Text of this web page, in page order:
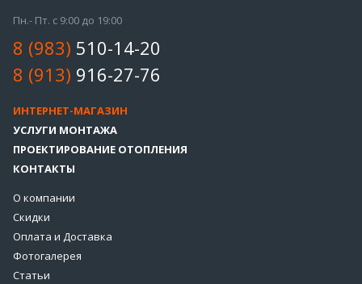
Пн.- Пт. с 9:00 до 19:00
8 (983) 510-14-20
8 (913) 916-27-76
ИНТЕРНЕТ-МАГАЗИН
УСЛУГИ МОНТАЖА
ПРОЕКТИРОВАНИЕ ОТОПЛЕНИЯ
КОНТАКТЫ
О компании
Скидки
Оплата и Доставка
Фотогалерея
Статьи